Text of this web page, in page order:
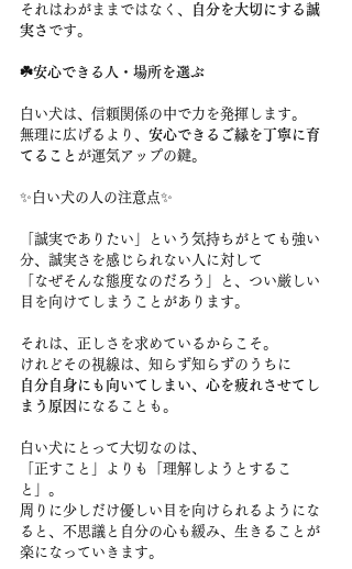
それはわがままではなく、
自分を大切にする誠
実さ です。
☘️安心できる人・場所を選ぶ
白い犬は、信頼関係の中で力を発揮します。
無理に広げるより、 安心できるご縁を丁寧に育
てること が運気アップの鍵。
✨白い犬の人の注意点✨
「誠実でありたい」という気持ちがとても強い
分、誠実さを感じられない人に対して
「なぜそんな態度なのだろう」と、つい厳しい
目を向けてしまうことがあります。
それは、正しさを求めているからこそ。
けれどその視線は、知らず知らずのうちに
自分自身にも向いてしまい、心を疲れさせてし
まう原因 になることも。
白い犬にとって大切なのは、
「正すこと」よりも「理解しようとするこ
と」。
周りに少しだけ優しい目を向けられるようにな
ると、不思議と自分の心も緩み、生きることが
楽になっていきます。